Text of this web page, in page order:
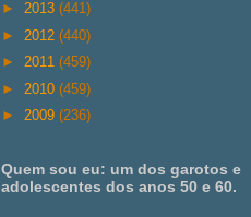
► 2013 (441)
► 2012 (440)
► 2011 (459)
► 2010 (459)
► 2009 (236)
Quem sou eu: um dos garotos e
adolescentes dos anos 50 e 60.